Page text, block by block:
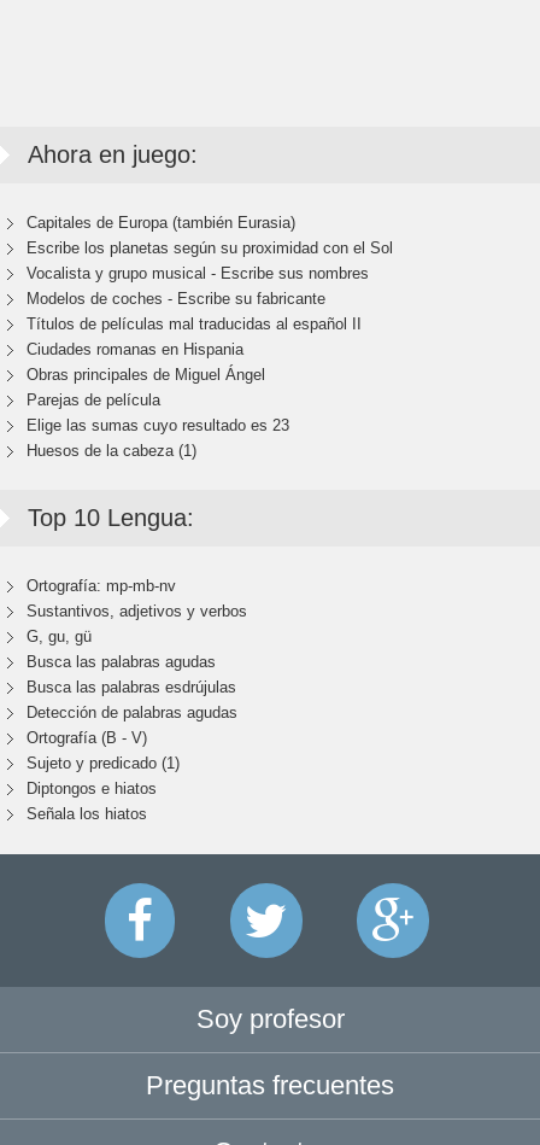
Ahora en juego:
Capitales de Europa (también Eurasia)
Escribe los planetas según su proximidad con el Sol
Vocalista y grupo musical - Escribe sus nombres
Modelos de coches - Escribe su fabricante
Títulos de películas mal traducidas al español II
Ciudades romanas en Hispania
Obras principales de Miguel Ángel
Parejas de película
Elige las sumas cuyo resultado es 23
Huesos de la cabeza (1)
Top 10 Lengua:
Ortografía: mp-mb-nv
Sustantivos, adjetivos y verbos
G, gu, gü
Busca las palabras agudas
Busca las palabras esdrújulas
Detección de palabras agudas
Ortografía (B - V)
Sujeto y predicado (1)
Diptongos e hiatos
Señala los hiatos
Soy profesor
Preguntas frecuentes